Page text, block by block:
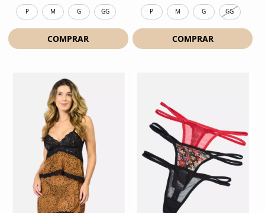
P M G GG
COMPRAR
P M G GG
COMPRAR